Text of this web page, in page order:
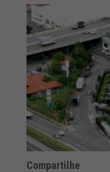
Compartilhe